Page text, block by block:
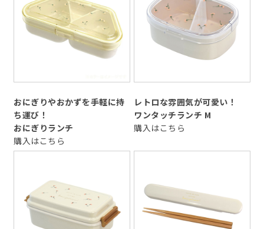
おにぎりやおかずを手軽に持
ち運び！
おにぎりランチ
購入はこちら
レトロな雰囲気が可愛い！
ワンタッチランチ M
購入はこちら